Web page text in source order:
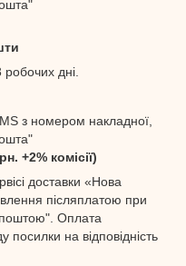
дні.
з номером накладної,
+2% комісії)
доставки «Нова
післяплатою при
поштою". Оплата
посилки на відповідність